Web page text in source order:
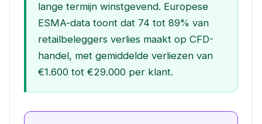
lange termijn winstgevend. Europese
ESMA-data toont dat 74 tot 89% van
retailbeleggers verlies maakt op CFD-
handel, met gemiddelde verliezen van
€1.600 tot €29.000 per klant.